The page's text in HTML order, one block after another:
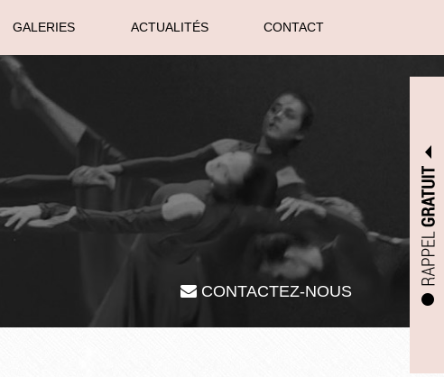
GALERIES ACTUALITÉS CONTACT
CONTACTEZ-NOUS